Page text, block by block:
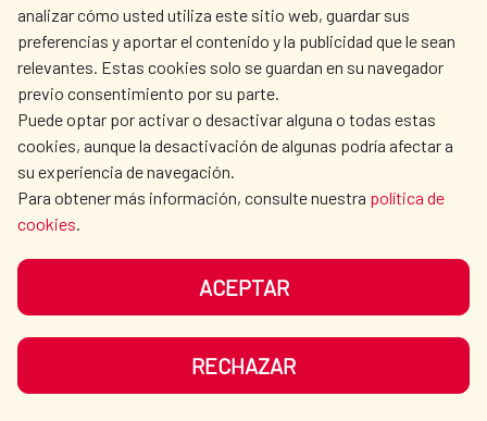
Agua y saneamiento
analizar cómo usted utiliza este sitio web, guardar sus
preferencias y aportar el contenido y la publicidad que le sean
relevantes. Estas cookies solo se guardan en su navegador
previo consentimiento por su parte.
Puede optar por activar o desactivar alguna o todas estas
cookies, aunque la desactivación de algunas podría afectar a
su experiencia de navegación.
Para obtener más información, consulte nuestra política de
cookies.
ACEPTAR
RECHAZAR